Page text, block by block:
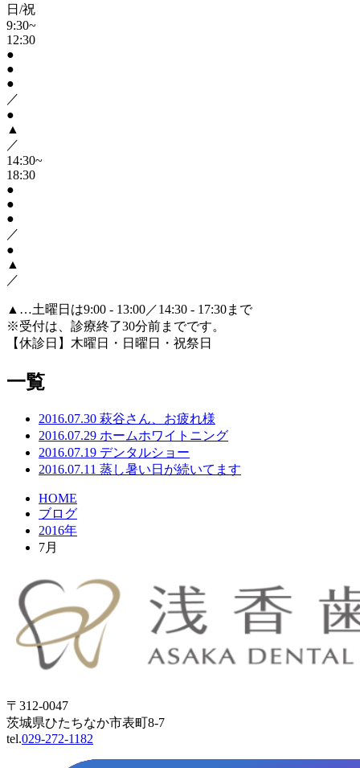
日/祝
9:30~
12:30
●
●
●
／
●
▲
／
14:30~
18:30
●
●
●
／
●
▲
／
▲ …土曜日は9:00 - 13:00／14:30 - 17:30まで
※受付は、診療終了30分前までです。
【休診日】木曜日・日曜日・祝祭日
一覧
2016.07.30 萩谷さん、お疲れ様
2016.07.29 ホームホワイトニング
2016.07.19 デンタルショー
2016.07.11 蒸し暑い日が続いてます
HOME
ブログ
2016年
7月
〒312-0047
茨城県ひたちなか市表町8-7
tel.029-272-1182